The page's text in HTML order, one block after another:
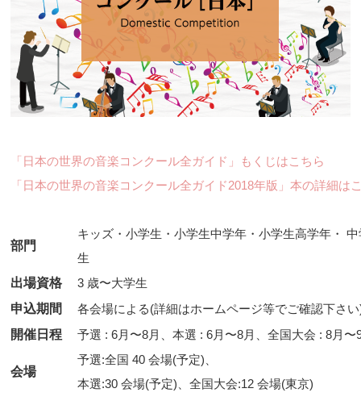
「日本の世界の音楽コンクール全ガイド」もくじはこちら
「日本の世界の音楽コンクール全ガイド2018年版」本の詳細は
部門
キッズ・小学生・小学生中学年・小学生高学年・
生
出場資格
3 歳〜大学生
申込期間
各会場による(詳細はホームページ等でご確認下さ
開催日程
予選 : 6月〜8月、本選 : 6月〜8月、全国大会 : 8月〜
会場
予選:全国 40 会場(予定)、
本選:30 会場(予定)、全国大会:12 会場(東京)